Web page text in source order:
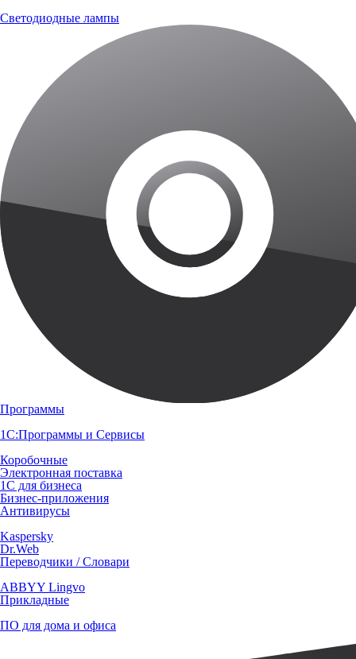
Светодиодные лампы
Программы
1С:Программы и Сервисы
Коробочные
Электронная поставка
1С для бизнеса
Бизнес-приложения
Антивирусы
Kaspersky
Dr.Web
Переводчики / Словари
ABBYY Lingvo
Прикладные
ПО для дома и офиса